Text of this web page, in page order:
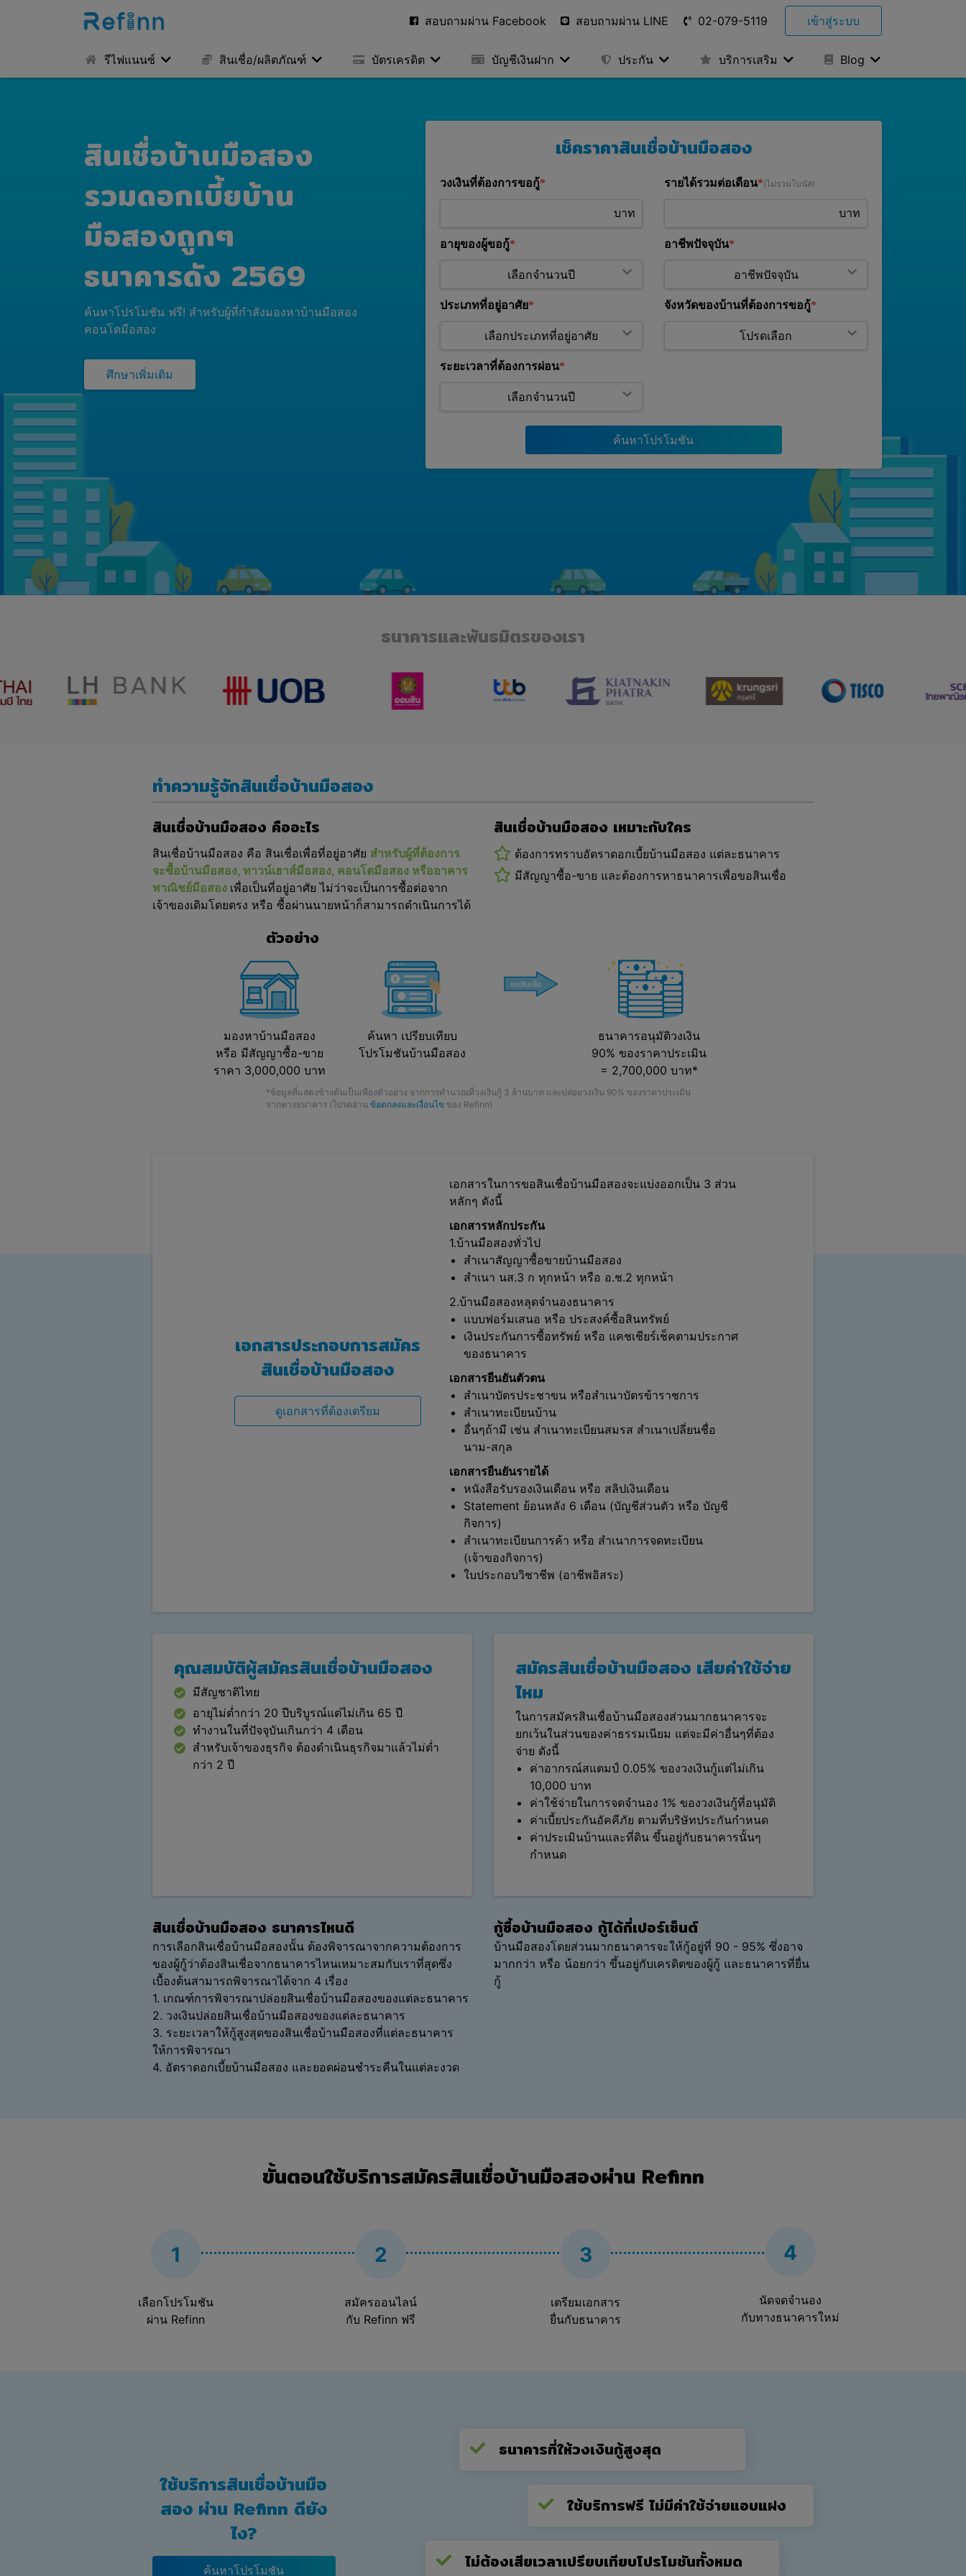
สอบถามผ่าน Facebook สอบถามผ่าน LINE 02-079-5119 เข้าสู่ระบบ
รีไฟแนนซ์ สินเชื่อ/ผลิตภัณฑ์ บัตรเครดิต บัญชีเงินฝาก ประกัน บริการเสริม Blog
สินเชื่อบ้านมือสอง
รวมดอกเบี้ยบ้าน
มือสองถูกๆ
ธนาคารดัง 2569
ค้นหาโปรโมชัน ฟรี! สำหรับผู้ที่กำลังมองหาบ้านมือสอง
คอนโดมือสอง
ศึกษาเพิ่มเติม
เช็คราคาสินเชื่อบ้านมือสอง
วงเงินที่ต้องการขอกู้
บาท
รายได้รวมต่อเดือน (ไม่รวมโบนัส)
บาท
อายุของผู้ขอกู้ อาชีพปัจจุบัน
ประเภทที่อยู่อาศัย จังหวัดของบ้านที่ต้องการขอกู้
ระยะเวลาที่ต้องการผ่อน
ค้นหาโปรโมชัน
ธนาคารและพันธมิตรของเรา
ทำความรู้จักสินเชื่อบ้านมือสอง
สินเชื่อบ้านมือสอง คืออะไร
สินเชื่อบ้านมือสอง คือ สินเชื่อเพื่อที่อยู่อาศัย สำหรับผู้ที่ต้องการ
จะซื้อบ้านมือสอง, ทาวน์เฮาส์มือสอง, คอนโดมือสอง หรืออาคาร
พาณิชย์มือสอง เพื่อเป็นที่อยู่อาศัย ไม่ว่าจะเป็นการซื้อต่อจาก
เจ้าของเดิมโดยตรง หรือ ซื้อผ่านนายหน้าก็สามารถดำเนินการได้
สินเชื่อบ้านมือสอง เหมาะกับใคร
ต้องการทราบอัตราดอกเบี้ยบ้านมือสอง แต่ละธนาคาร
มีสัญญาซื้อ-ขาย และต้องการหาธนาคารเพื่อขอสินเชื่อ
ตัวอย่าง
มองหาบ้านมือสอง
หรือ มีสัญญาซื้อ-ขาย
ราคา 3,000,000 บาท
ค้นหา เปรียบเทียบ
โปรโมชันบ้านมือสอง
ธนาคารอนุมัติวงเงิน
90% ของราคาประเมิน
= 2,700,000 บาท*
*ข้อมูลที่แสดงข้างต้นเป็นเพียงตัวอย่าง จากการคำนวณที่วงเงินกู้ 3 ล้านบาท และปล่อยวงเงิน 90% ของราคาประเมิน
จากทางธนาคาร (โปรดอ่านข้อตกลงและเงื่อนไข ของ Refinn)
เอกสารประกอบการสมัคร
สินเชื่อบ้านมือสอง
ดูเอกสารที่ต้องเตรียม
เอกสารในการขอสินเชื่อบ้านมือสองจะแบ่งออกเป็น 3 ส่วน
หลักๆ ดังนี้
เอกสารหลักประกัน
1.บ้านมือสองทั่วไป
สำเนาสัญญาซื้อขายบ้านมือสอง
สำเนา นส.3 ก ทุกหน้า หรือ อ.ช.2 ทุกหน้า
2.บ้านมือสองหลุดจำนองธนาคาร
แบบฟอร์มเสนอ หรือ ประสงค์ซื้อสินทรัพย์
เงินประกันการซื้อทรัพย์ หรือ แคชเชียร์เช็คตามประกาศ
ของธนาคาร
เอกสารยืนยันตัวตน
สำเนาบัตรประชาขน หรือสำเนาบัตรข้าราชการ
สำเนาทะเบียนบ้าน
อื่นๆถ้ามี เช่น สำเนาทะเบียนสมรส สำเนาเปลี่ยนชื่อ
นาม-สกุล
เอกสารยืนยันรายได้
หนังสือรับรองเงินเดือน หรือ สลิปเงินเดือน
Statement ย้อนหลัง 6 เดือน (บัญชีส่วนตัว หรือ บัญชี
กิจการ)
สำเนาทะเบียนการค้า หรือ สำเนาการจดทะเบียน
(เจ้าของกิจการ)
ใบประกอบวิชาชีพ (อาชีพอิสระ)
คุณสมบัติผู้สมัครสินเชื่อบ้านมือสอง
มีสัญชาติไทย
อายุไม่ต่ำกว่า 20 ปีบริบูรณ์แต่ไม่เกิน 65 ปี
ทำงานในที่ปัจจุบันเกินกว่า 4 เดือน
สำหรับเจ้าของธุรกิจ ต้องดำเนินธุรกิจมาแล้วไม่ต่ำ
กว่า 2 ปี
สมัครสินเชื่อบ้านมือสอง เสียค่าใช้จ่าย
ไหม
ในการสมัครสินเชื่อบ้านมือสองส่วนมากธนาคารจะ
ยกเว้นในส่วนของค่าธรรมเนียม แต่จะมีค่าอื่นๆที่ต้อง
จ่าย ดังนี้
ค่าอากรณ์สแตมป์ 0.05% ของวงเงินกู้แต่ไม่เกิน
10,000 บาท
ค่าใช้จ่ายในการจดจำนอง 1% ของวงเงินกู้ที่อนุมัติ
ค่าเบี้ยประกันอัคคีภัย ตามที่บริษัทประกันกำหนด
ค่าประเมินบ้านและที่ดิน ขึ้นอยู่กับธนาคารนั้นๆ
กำหนด
สินเชื่อบ้านมือสอง ธนาคารไหนดี
การเลือกสินเชื่อบ้านมือสองนั้น ต้องพิจารณาจากความต้องการ
ของผู้กู้ว่าต้องสินเชื่อจากธนาคารไหนเหมาะสมกับเราที่สุดซึ่ง
เบื้องต้นสามารถพิจารณาได้จาก 4 เรื่อง
1. เกณฑ์การพิจารณาปล่อยสินเชื่อบ้านมือสองของแต่ละธนาคาร
2. วงเงินปล่อยสินเชื่อบ้านมือสองของแต่ละธนาคาร
3. ระยะเวลาให้กู้สูงสุดของสินเชื่อบ้านมือสองที่แต่ละธนาคาร
ให้การพิจารณา
4. อัตราดอกเบี้ยบ้านมือสอง และยอดผ่อนชำระคืนในแต่ละงวด
กู้ซื้อบ้านมือสอง กู้ได้กี่เปอร์เซ็นต์
บ้านมือสองโดยส่วนมากธนาคารจะให้กู้อยู่ที่ 90 - 95% ซึ่งอาจ
มากกว่า หรือ น้อยกว่า ขึ้นอยู่กับเครดิตของผู้กู้ และธนาคารที่ยื่น
กู้
ขั้นตอนใช้บริการสมัครสินเชื่อบ้านมือสองผ่าน Refinn
1
เลือกโปรโมชัน
ผ่าน Refinn
2
สมัครออนไลน์
กับ Refinn ฟรี
3
เตรียมเอกสาร
ยื่นกับธนาคาร
4
นัดจดจำนอง
กับทางธนาคารใหม่
ใช้บริการสินเชื่อบ้านมือ
สอง ผ่าน Refinn ดียัง
ไง?
ค้นหาโปรโมชัน
ธนาคารที่ให้วงเงินกู้สูงสุด
ใช้บริการฟรี ไม่มีค่าใช้จ่ายแอบแฝง
ไม่ต้องเสียเวลาเปรียบเทียบโปรโมชันทั้งหมด